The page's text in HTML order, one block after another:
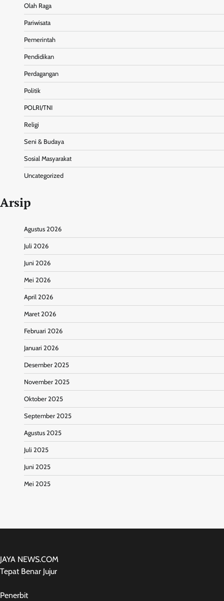
Olah Raga
Pariwisata
Pemerintah
Pendidikan
Perdagangan
Politik
POLRI/TNI
Religi
Seni & Budaya
Sosial Masyarakat
Uncategorized
Arsip
Agustus 2026
Juli 2026
Juni 2026
Mei 2026
April 2026
Maret 2026
Februari 2026
Januari 2026
Desember 2025
November 2025
Oktober 2025
September 2025
Agustus 2025
Juli 2025
Juni 2025
Mei 2025
JAYA NEWS.COM
Tepat Benar Jujur
Penerbit